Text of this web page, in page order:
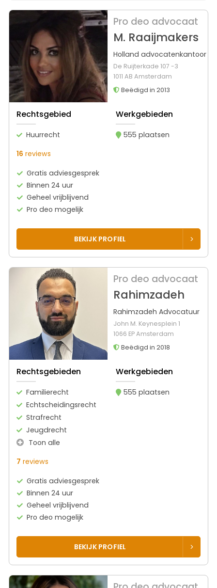
Pro deo advocaat
M. Raaijmakers
Holland advocatenkantoor
De Ruijterkade 107 -3
1011 AB Amsterdam
Beëdigd in 2013
Rechtsgebied
Huurrecht
Werkgebieden
555 plaatsen
16 reviews
Gratis adviesgesprek
Binnen 24 uur
Geheel vrijblijvend
Pro deo mogelijk
BEKIJK PROFIEL
Pro deo advocaat
Rahimzadeh
Rahimzadeh Advocatuur
John M. Keynesplein 1
1066 EP Amsterdam
Beëdigd in 2018
Rechtsgebieden
Familierecht
Echtscheidingsrecht
Strafrecht
Jeugdrecht
Toon alle
Werkgebieden
555 plaatsen
7 reviews
Gratis adviesgesprek
Binnen 24 uur
Geheel vrijblijvend
Pro deo mogelijk
BEKIJK PROFIEL